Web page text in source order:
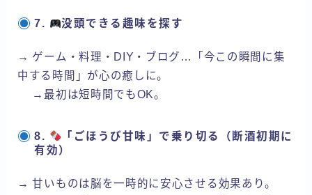
7. 没頭できる趣味を探す
→ ゲーム・料理・DIY・ブログ…「今この瞬間に集
中する時間」が心の癒しに。
→最初は短時間でもOK。
8.
「ごほうび甘味」で乗り切る（断酒初期に
有効）
→ 甘いものは脳を一時的に安心させる効果あり。